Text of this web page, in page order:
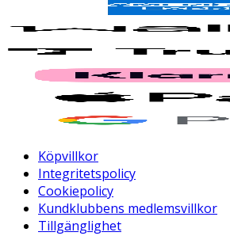
Köpvillkor
Integritetspolicy
Cookiepolicy
Kundklubbens medlemsvillkor
Tillgänglighet